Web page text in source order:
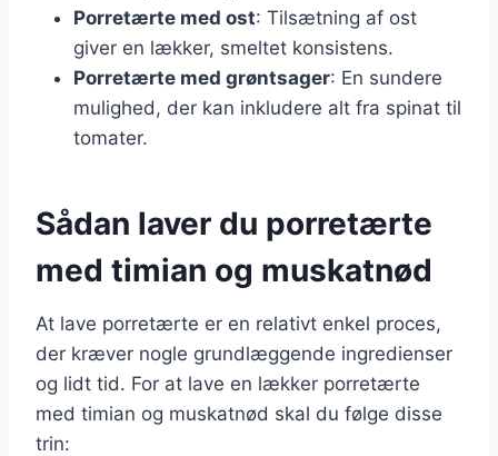
Porretærte med ost: Tilsætning af ost
giver en lækker, smeltet konsistens.
Porretærte med grøntsager: En sundere
mulighed, der kan inkludere alt fra spinat til
tomater.
Sådan laver du porretærte
med timian og muskatnød
At lave porretærte er en relativt enkel proces,
der kræver nogle grundlæggende ingredienser
og lidt tid. For at lave en lækker porretærte
med timian og muskatnød skal du følge disse
trin: